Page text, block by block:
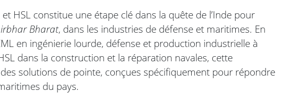
HSL constitue une étape clé dans la quête de l’Inde pour
Bharat, dans les industries de défense et maritimes. En
en ingénierie lourde, défense et production industrielle à
dans la construction et la réparation navales, cette
solutions de pointe, conçues spécifiquement pour répondre
du pays.